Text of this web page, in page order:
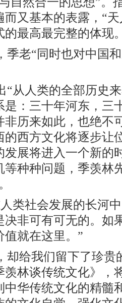
而又基本的表露，“
的最高最完整的体现
季老“同时也对中国
“从人类的全部历史
是：三十年河东，三
非历来如此，也绝不
的西方文化将逐步让
发展将进入一个新的
等种种问题，季羡林
类社会发展的长河
决非可有可无的。如
值就在这里。”
却给我们留下了珍贵
林谈传统文化》，
中华传统文化的精髓